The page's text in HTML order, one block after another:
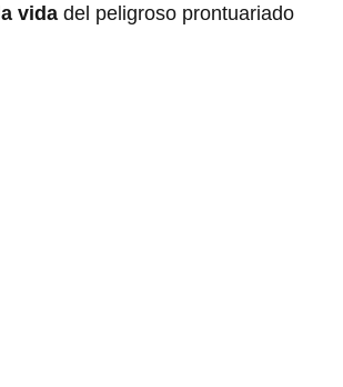
vida del peligroso prontuariado